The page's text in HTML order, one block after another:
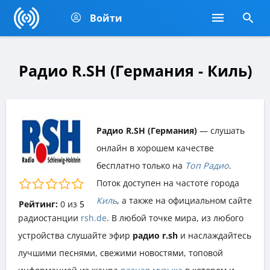
Войти
Радио R.SH (Германия - Киль)
Рейтинг: 0из 5
Радио R.SH (Германия) — слушать
онлайн в хорошем качестве
бесплатно только на Топ Радио.
Поток доступен на частоте города
Киль, а также на официальном сайте
радиостанции rsh.de. В любой точке мира, из любого
устройства слушайте эфир радио r.sh и наслаждайтесь
лучшими песнями, свежими новостями, топовой